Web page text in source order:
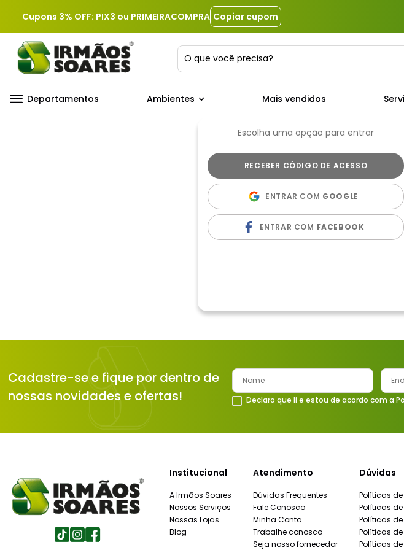
Cupons 3% OFF: PIX3 ou PRIMEIRACOMPRA Copiar cupom
O que você precisa?
Departamentos Ambientes Mais vendidos
Escolha uma opção para entrar
ENTRAR COM GOOGLE
ENTRAR COM FACEBOOK
Cadastre-se e fique por dentro de
nossas novidades e ofertas!
Declaro que li e estou de acordo com a
Institucional
A Irmãos Soares
Nossos Serviços
Nossas Lojas
Blog
Atendimento
Dúvidas Frequentes
Fale Conosco
Minha Conta
Trabalhe conosco
Seja nosso fornecedor
Dúvidas
Políticas
Políticas
Políticas de
Políticas
Políticas
2º
porcelanato
3º
porta
5º
argamassa
6º
telha
7º
tinta